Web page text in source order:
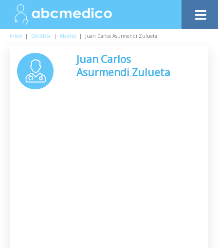
Inicio | Dentista | Madrid | Juan Carlos Asurmendi Zulueta
Juan Carlos
Asurmendi Zulueta